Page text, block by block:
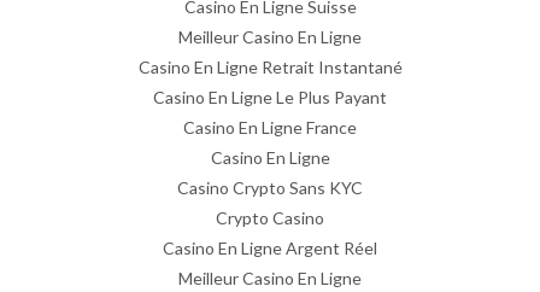
Casino En Ligne Suisse
Meilleur Casino En Ligne
Casino En Ligne Retrait Instantané
Casino En Ligne Le Plus Payant
Casino En Ligne France
Casino En Ligne
Casino Crypto Sans KYC
Crypto Casino
Casino En Ligne Argent Réel
Meilleur Casino En Ligne